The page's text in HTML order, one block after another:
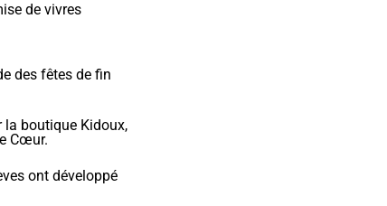
de vivres
des fêtes de fin
la boutique Kidoux,
Cœur.
ont développé